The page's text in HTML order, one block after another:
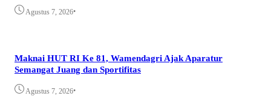
Agustus 7, 2026•
Maknai HUT RI Ke 81, Wamendagri Ajak Aparatur
Semangat Juang dan Sportifitas
Agustus 7, 2026•